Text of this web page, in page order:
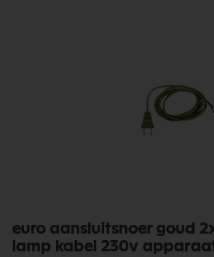
euro aansluitsnoer goud
lamp kabel 230v
naar
het